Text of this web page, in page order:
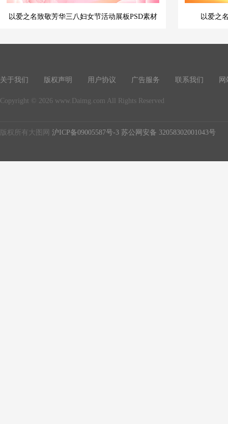
以爱之名致敬芳华三八妇女节活动展板PSD素材 以爱之
关于我们 版权声明 用户协议 广告服务 联系我们 网
Copyright © 2026 www.Daimg.com All Rights Reserved
版权所有大图网 沪ICP备09005587号-3 苏公网安备 32058302001043号